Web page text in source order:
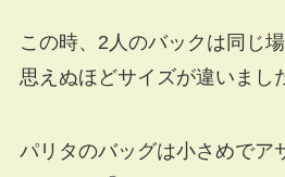
この時、2人のバックは同じ
思えぬほどサイズが違いまし
パリタのバッグは小さめでア